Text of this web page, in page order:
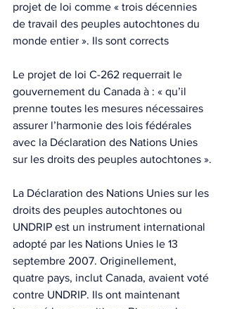
projet de loi comme « trois décennies
de travail des peuples autochtones du
monde entier ». Ils sont corrects
Le projet de loi C-262 requerrait le
gouvernement du Canada à : « qu’il
prenne toutes les mesures nécessaires
assurer l’harmonie des lois fédérales
avec la Déclaration des Nations Unies
sur les droits des peuples autochtones ».
La Déclaration des Nations Unies sur les
droits des peuples autochtones ou
UNDRIP est un instrument international
adopté par les Nations Unies le 13
septembre 2007. Originellement,
quatre pays, inclut Canada, avaient voté
contre UNDRIP. Ils ont maintenant